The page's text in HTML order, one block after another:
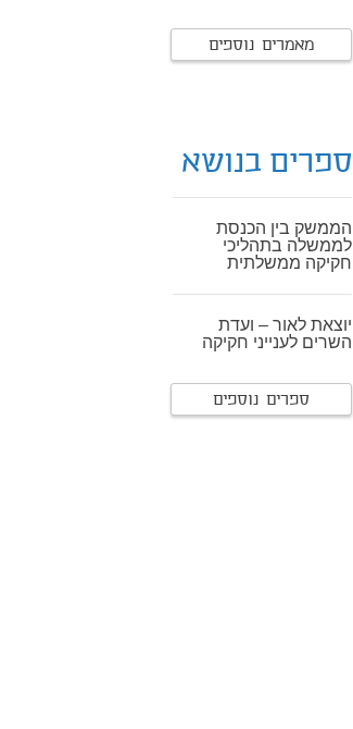
מאמרים נוספים
ספרים בנושא
הממשק בין הכנסת
לממשלה בתהליכי
חקיקה ממשלתית
יוצאת לאור – ועדת
השרים לענייני חקיקה
ספרים נוספים